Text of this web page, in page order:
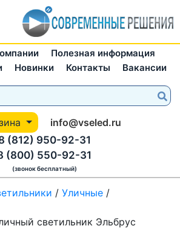
Полезная информация
Новинки Контакты Вакансии
info@vseled.ru
(812) 950-92-31
(800) 550-92-31
(звонок бесплатный)
/ Уличные /
светильник Эльбрус